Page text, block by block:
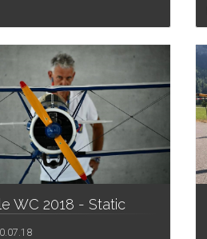
WC 2018 - Static